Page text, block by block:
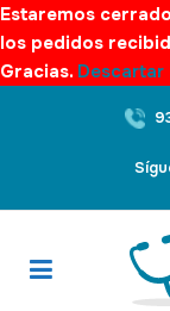
Estaremos
los pedidos
Gracias. Descartar